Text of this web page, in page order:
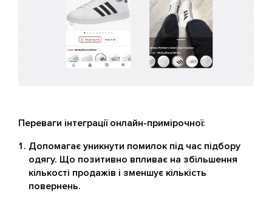
Переваги інтеграції онлайн-примірочної:
Допомагає уникнути помилок під час підбору
одягу. Що позитивно впливає на збільшення
кількості продажів і зменшує кількість
повернень.